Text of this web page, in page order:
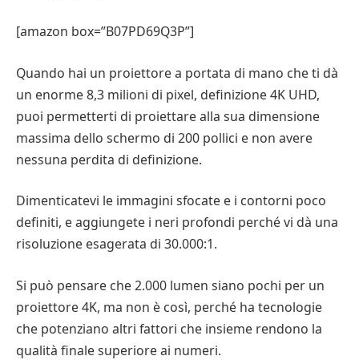
[amazon box=”B07PD69Q3P”]
Quando hai un proiettore a portata di mano che ti dà
un enorme 8,3 milioni di pixel, definizione 4K UHD,
puoi permetterti di proiettare alla sua dimensione
massima dello schermo di 200 pollici e non avere
nessuna perdita di definizione.
Dimenticatevi le immagini sfocate e i contorni poco
definiti, e aggiungete i neri profondi perché vi dà una
risoluzione esagerata di 30.000:1.
Si può pensare che 2.000 lumen siano pochi per un
proiettore 4K, ma non è così, perché ha tecnologie
che potenziano altri fattori che insieme rendono la
qualità finale superiore ai numeri.